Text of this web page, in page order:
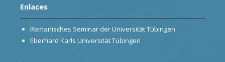
Enlaces
Romanisches Seminar der Universität Tübingen
Eberhard Karls Universität Tübingen